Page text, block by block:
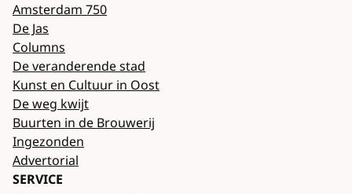
Amsterdam 750
De Jas
Columns
De veranderende stad
Kunst en Cultuur in Oost
De weg kwijt
Buurten in de Brouwerij
Ingezonden
Advertorial
SERVICE